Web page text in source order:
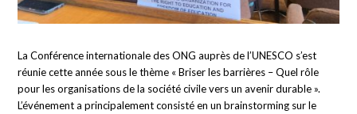
La Conférence internationale des ONG auprès de l’UNESCO s’est
réunie cette année sous le thème « Briser les barrières – Quel rôle
pour les organisations de la société civile vers un avenir durable ».
L’événement a principalement consisté en un brainstorming sur le